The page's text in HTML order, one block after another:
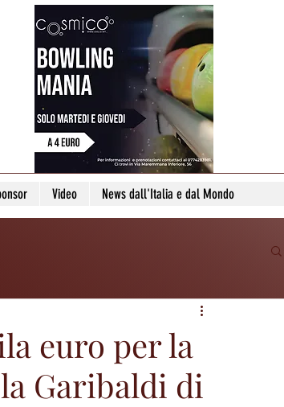
Video News dall'Italia e dal Mondo
euro per la
Garibaldi di